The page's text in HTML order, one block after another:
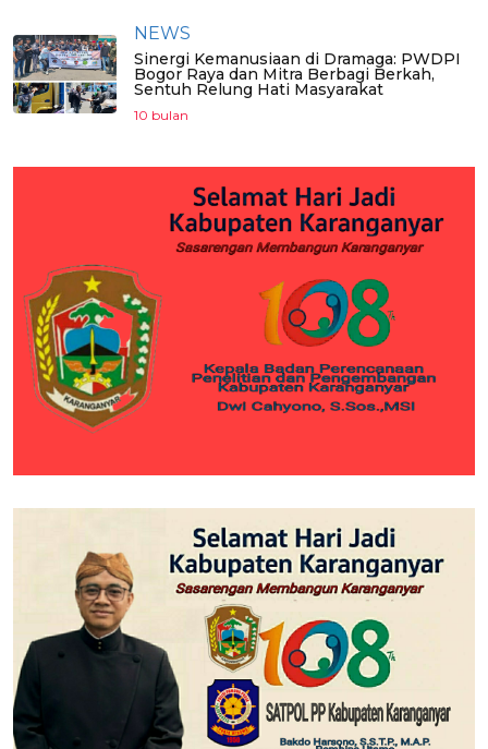
NEWS
Sinergi Kemanusiaan di Dramaga: PWDPI
Bogor Raya dan Mitra Berbagi Berkah,
Sentuh Relung Hati Masyarakat
10 bulan